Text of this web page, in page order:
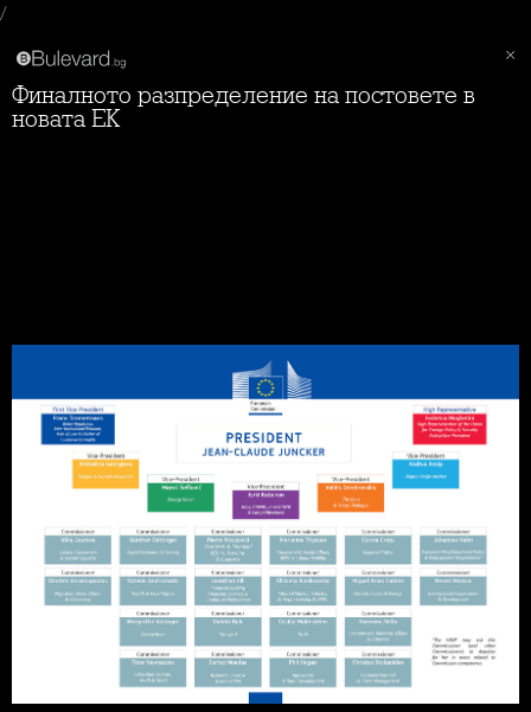
/
Финалното разпределение на постовете в
новата ЕК